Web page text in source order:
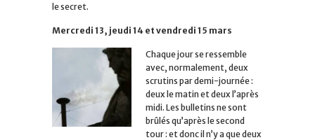
le secret.
Mercredi 13, jeudi 14 et vendredi 15 mars
Chaque jour se ressemble
avec, normalement, deux
scrutins par demi-journée :
deux le matin et deux l’après
midi. Les bulletins ne sont
brûlés qu’après le second
tour : et donc il n’y a que deux